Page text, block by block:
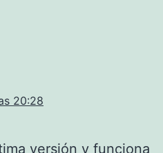
20:28
versión y funciona